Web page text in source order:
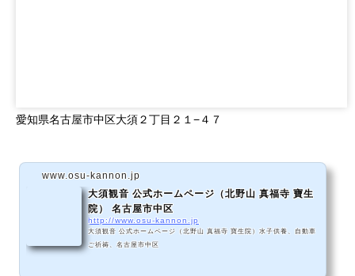
愛知県名古屋市中区大須２丁目２１−４７
www.osu-kannon.jp
大須観音 公式ホームページ（北野山 真福寺 寶生
院） 名古屋市中区
http://www.osu-kannon.jp
大須観音 公式ホームページ（北野山 真福寺 寶生院）水子供養、自動車
ご祈祷、名古屋市中区